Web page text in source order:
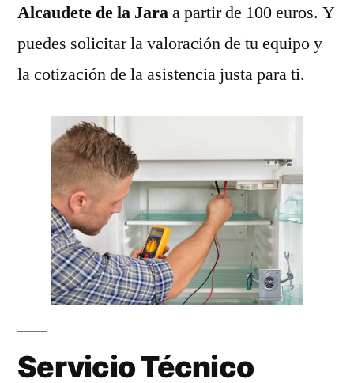
Alcaudete de la Jaraa partir de 100 euros. Y
puedes solicitar la valoración de tu equipo y
la cotización de la asistencia justa para ti.
Servicio Técnico